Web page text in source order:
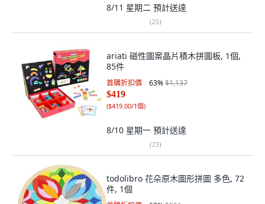
8/11 星期二 預計送達
(25)
ariati 磁性圖案晶片積木拼圖板, 1個,
85件
首購折扣價 63%$1,137
$419
($419.00/1個)
8/10 星期一 預計送達
(23)
todolibro 花朵原木圖形拼圖 多色, 72
件, 1個